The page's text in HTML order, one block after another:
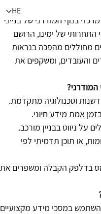
HE
מתקדמים מאורבן דיגיטל
בנוף המודרני של בנייני
של ימינו, הרושם
מחוללים מהפכה בנראות
והעובדים, ומשקפים את
המודרני?
וטכנולוגיה מתקדמת.
אמת מידע חיוני.
ניווט בבניין מורכב.
או תוכן תדמיתי לפי
בדלפק הקבלה ומשפרים את
במסכי מידע מקצועיים